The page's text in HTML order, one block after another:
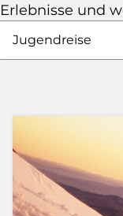
Erlebnisse und
Auswahl